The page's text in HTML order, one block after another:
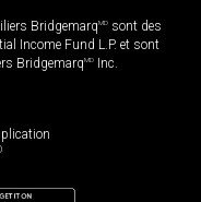
BridgemarqMD sont des
Income Fund L.P. et sont
BridgemarqMD Inc.